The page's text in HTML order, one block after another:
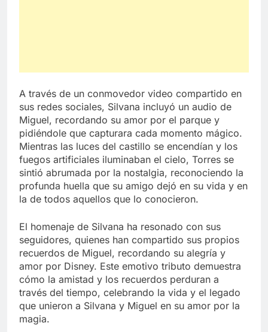
A través de un conmovedor video compartido en
sus redes sociales, Silvana incluyó un audio de
Miguel, recordando su amor por el parque y
pidiéndole que capturara cada momento mágico.
Mientras las luces del castillo se encendían y los
fuegos artificiales iluminaban el cielo, Torres se
sintió abrumada por la nostalgia, reconociendo la
profunda huella que su amigo dejó en su vida y en
la de todos aquellos que lo conocieron.
El homenaje de Silvana ha resonado con sus
seguidores, quienes han compartido sus propios
recuerdos de Miguel, recordando su alegría y
amor por Disney. Este emotivo tributo demuestra
cómo la amistad y los recuerdos perduran a
través del tiempo, celebrando la vida y el legado
que unieron a Silvana y Miguel en su amor por la
magia.